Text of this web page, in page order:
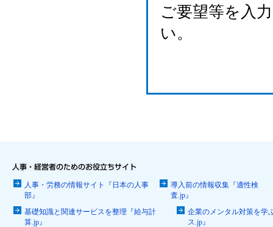
ご要望等を入
い。
人事・労務の情報サイト『日本の人事
部』
導入前の情報収集『適性検
査.jp』
基礎知識と関連サービスを整理『給与計
算.jp』
企業のメンタル対策を学
ス.jp』